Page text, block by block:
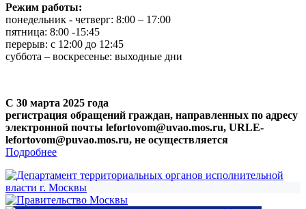
Режим работы:
понедельник - четверг: 8:00 – 17:00
пятница: 8:00 -15:45
перерыв: с 12:00 до 12:45
суббота – воскресенье: выходные дни
С 30 марта 2025 года
регистрация обращений граждан, направленных по адресу
электронной почты lefortovom@uvao.mos.ru, URLE-
lefortovom@puvao.mos.ru, не осуществляется
Подробнее